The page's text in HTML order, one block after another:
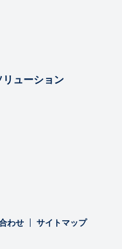
ューション
わせ サイトマップ